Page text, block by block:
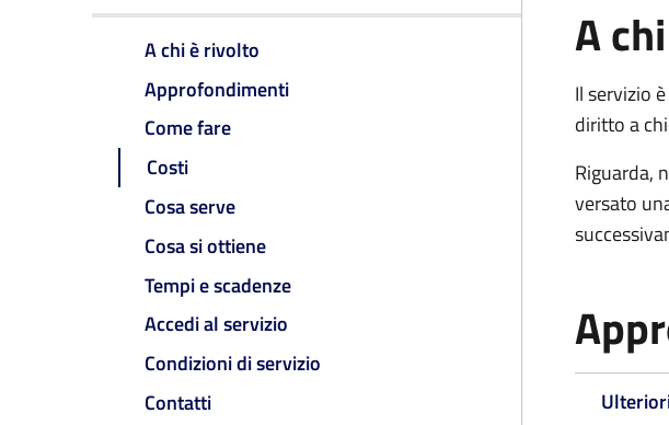
A chi è rivolto
Approfondimenti
Come fare
Costi
Cosa serve
Cosa si ottiene
Tempi e scadenze
Accedi al servizio
Condizioni di servizio
Contatti
A
Il servizio
diritto a
Riguarda,
versato